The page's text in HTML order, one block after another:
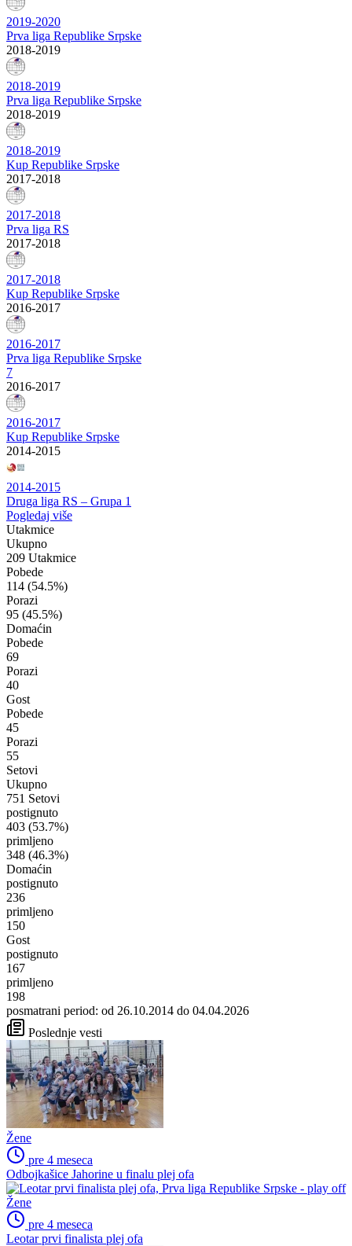
2019-2020
Prva liga Republike Srpske
2018-2019
2018-2019
Prva liga Republike Srpske
2018-2019
2018-2019
Kup Republike Srpske
2017-2018
2017-2018
Prva liga RS
2017-2018
2017-2018
Kup Republike Srpske
2016-2017
2016-2017
Prva liga Republike Srpske
7
2016-2017
2016-2017
Kup Republike Srpske
2014-2015
2014-2015
Druga liga RS – Grupa 1
Pogledaj više
Utakmice
Ukupno
209 Utakmice
Pobede
114 (54.5%)
Porazi
95 (45.5%)
Domaćin
Pobede
69
Porazi
40
Gost
Pobede
45
Porazi
55
Setovi
Ukupno
751 Setovi
postignuto
403 (53.7%)
primljeno
348 (46.3%)
Domaćin
postignuto
236
primljeno
150
Gost
postignuto
167
primljeno
198
posmatrani period: od 26.10.2014 do 04.04.2026
Poslednje vesti
Žene
pre 4 meseca
Odbojkašice Jahorine u finalu plej ofa
Žene
pre 4 meseca
Leotar prvi finalista plej ofa